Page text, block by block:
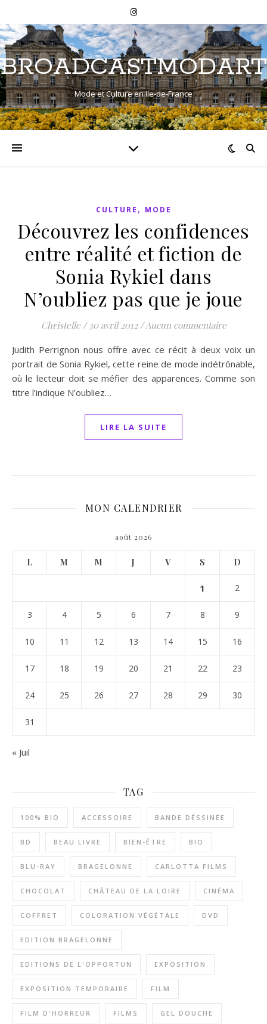
BROADCASTMODART
Mode et Culture en Ile-de-France
CULTURE , MODE
Découvrez les confidences
entre réalité et fiction de
Sonia Rykiel dans
N’oubliez pas que je joue
Christelle / 30 avril 2012 /Aucun commentaire
Judith Perrignon nous offre avec ce récit à deux voix un
portrait de Sonia Rykiel, cette reine de mode indétrônable,
où le lecteur doit se méfier des apparences. Comme son
titre l’indique N’oubliez…
LIRE LA SUITE
MON CALENDRIER
août 2026
L M M J V S D
1 2
3 4 5 6 7 8 9
10 11 12 13 14 15 16
17 18 19 20 21 22 23
24 25 26 27 28 29 30
31
« Juil
TAG
100% BIO ACCESSOIRE BANDE DÉSSINÉE
BD BEAU LIVRE BIEN-ÊTRE BIO
BLU-RAY BRAGELONNE CARLOTTA FILMS
CHOCOLAT CHÂTEAU DE LA LOIRE CINÉMA
COFFRET COLORATION VÉGÉTALE DVD
EDITION BRAGELONNE
EDITIONS DE L'OPPORTUN EXPOSITION
EXPOSITION TEMPORAIRE FILM
FILM D'HORREUR FILMS GEL DOUCHE